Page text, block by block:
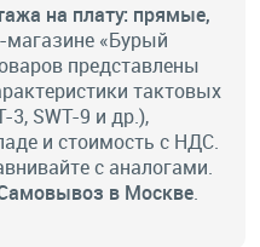
на плату: прямые,
магазине «Бурый
представлены
тактовых
3, SWT-9 и др.),
и стоимость с НДС.
с аналогами.
в Москве.